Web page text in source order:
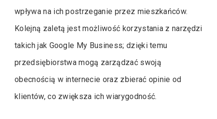
wpływa na ich postrzeganie przez mieszkańców.
Kolejną zaletą jest możliwość korzystania z narzędzi
takich jak Google My Business; dzięki temu
przedsiębiorstwa mogą zarządzać swoją
obecnością w internecie oraz zbierać opinie od
klientów, co zwiększa ich wiarygodność.